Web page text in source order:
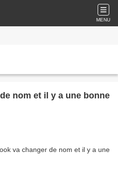
MENU
nom et il y a une bonne